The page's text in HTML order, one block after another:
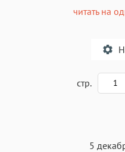
читать на
стр.
5